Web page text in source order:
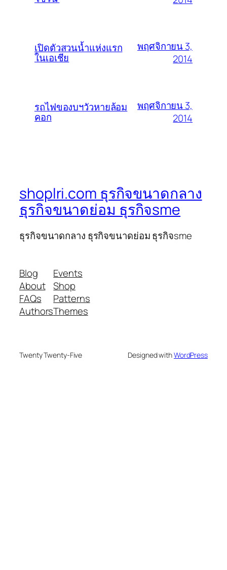
เปิดตัวสวนน้ำแห่งแรก
ในเอเชีย
พฤศจิกายน 3,
2014
รถไฟของบฯวัวหายล้อม
คอก
พฤศจิกายน 3,
2014
shoplri.com ธุรกิจขนาดกลาง
ธุรกิจขนาดย่อม ธุรกิจsme
ธุรกิจขนาดกลาง ธุรกิจขนาดย่อม ธุรกิจsme
Blog
About
FAQs
Authors
Events
Shop
Patterns
Themes
Twenty Twenty-Five Designed withWordPress